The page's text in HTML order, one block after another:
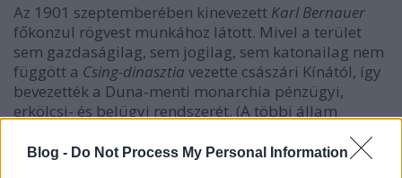
Blog - Do Not Process My Personal Information
Az 1901 szeptemberében kinevezett Karl Bernauer
főkonzul rögvest munkához látott. Mivel a terület
sem gazdaságilag, sem jogilag, sem katonailag nem
függött a Csing-dinasztia vezette császári Kínától, így
bevezették a Duna-menti monarchia pénzügyi,
erkölcsi- és belügyi rendszerét. (A többi állam
kapták meg az osztrák (vagy a magyar)